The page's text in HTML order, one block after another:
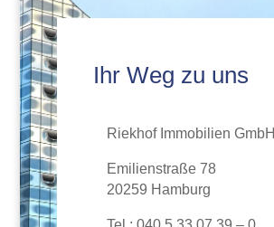
Ihr Weg zu uns
Riekhof Immobilien GmbH
Emilienstraße 78
20259 Hamburg